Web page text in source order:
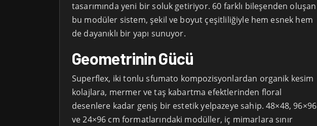
tasarımında yeni bir soluk getiriyor. 60 farklı bileşenden oluşan
bu modüler sistem, şekil ve boyut çeşitliliğiyle hem esnek hem
de dayanıklı bir yapı sunuyor.
Geometrinin Gücü
Superflex, iki tonlu sfumato kompozisyonlardan organik kesim
kolajlara, mermer ve taş kabartma efektlerinden floral
desenlere kadar geniş bir estetik yelpazeye sahip. 48×48, 96×96
ve 24×96 cm formatlarındaki modüller, iç mimarlara sınır